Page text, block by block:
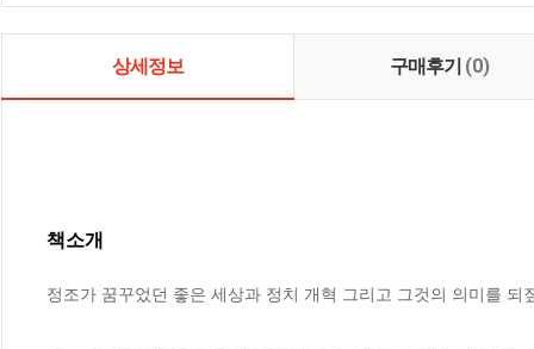
상세정보 구매후기 (0)
책소개
정조가 꿈꾸었던 좋은 세상과 정치 개혁 그리고 그것의 의미를 되